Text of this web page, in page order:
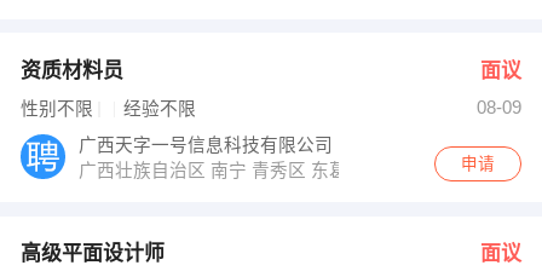
资质材料员 面议
性别不限 经验不限
08-09
广西天字一号信息科技有限公司
广西壮族自治区 南宁 青秀区 东葛路118号青秀万达金座
申请
高级平面设计师 面议